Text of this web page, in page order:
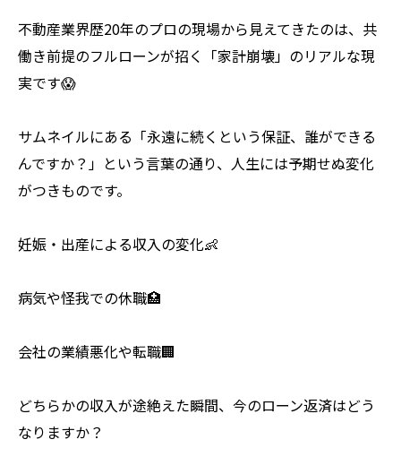
不動産業界歴20年のプロの現場から見えてきたのは、共
働き前提のフルローンが招く「家計崩壊」のリアルな現
実です😱
サムネイルにある「永遠に続くという保証、誰ができる
んですか？」という言葉の通り、人生には予期せぬ変化
がつきものです。
妊娠・出産による収入の変化👶
病気や怪我での休職🏥
会社の業績悪化や転職🏢
どちらかの収入が途絶えた瞬間、今のローン返済はどう
なりますか？